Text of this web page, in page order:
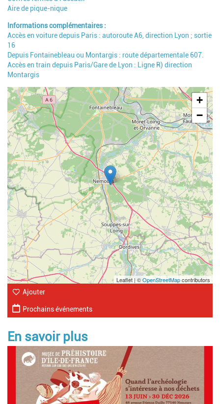
Aire de pique-nique
Informations complémentaires
Accès en voiture depuis Paris : autoroute A6, direction Lyon ; sortie
16
Depuis Fontainebleau ou Montargis : route départementale 607.
Accès en train depuis Paris/Gare de Lyon : Ligne R) direction
Montargis
Geolocalisation
+
−
Leaflet | ©OpenStreetMapcontributors
Ajouter
Prochains événements
En savoir plus